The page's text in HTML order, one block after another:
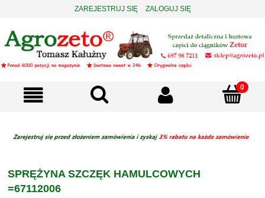
ZAREJESTRUJ SIĘ ZALOGUJ SIĘ
SPRĘŻYNA SZCZĘK HAMULCOWYCH
=67112006